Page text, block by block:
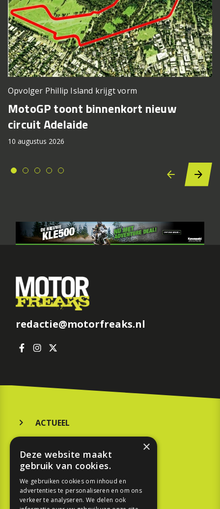
Opvolger Phillip Island krijgt vorm
MotoGP toont binnenkort nieuw
circuit Adelaide
10 augustus 2026
redactie@motorfreaks.nl
ACTUEEL
KOOPGIDS
TESTEN
×
Deze website maakt
gebruik van cookies.
We gebruiken cookies om inhoud en
advertenties te personaliseren en om ons
verkeer te analyseren. We delen ook